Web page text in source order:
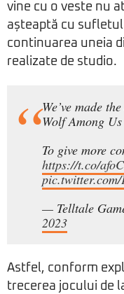
vine cu o veste nu
așteaptă cu sufletul
continuarea uneia
realizate de studio.
We’ve made
Wolf Among
To give more
https://t.co/
— Telltale
2023
Astfel, conform
trecerea jocului de